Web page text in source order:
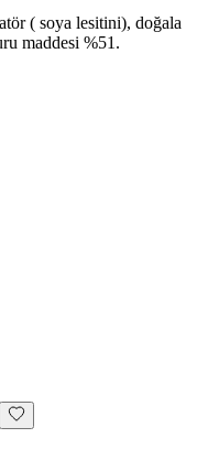
( soya lesitini), doğala
maddesi %51.